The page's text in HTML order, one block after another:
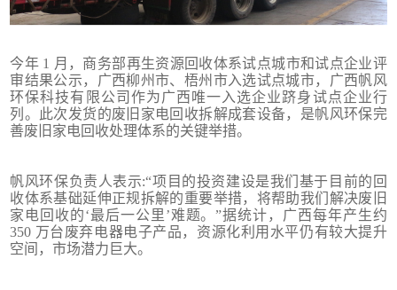
今年 1 月，商务部再生资源回收体系试点城市和试点企业评
审结果公示，广西柳州市、梧州市入选试点城市，广西帆风
环保科技有限公司作为广西唯一入选企业跻身试点企业行
列。此次发货的废旧家电回收拆解成套设备，是帆风环保完
善废旧家电回收处理体系的关键举措。
帆风环保负责人表示:“项目的投资建设是我们基于目前的回
收体系基础延伸正规拆解的重要举措，将帮助我们解决废旧
家电回收的‘最后一公里’难题。”据统计，广西每年产生约
350 万台废弃电器电子产品，资源化利用水平仍有较大提升
空间，市场潜力巨大。